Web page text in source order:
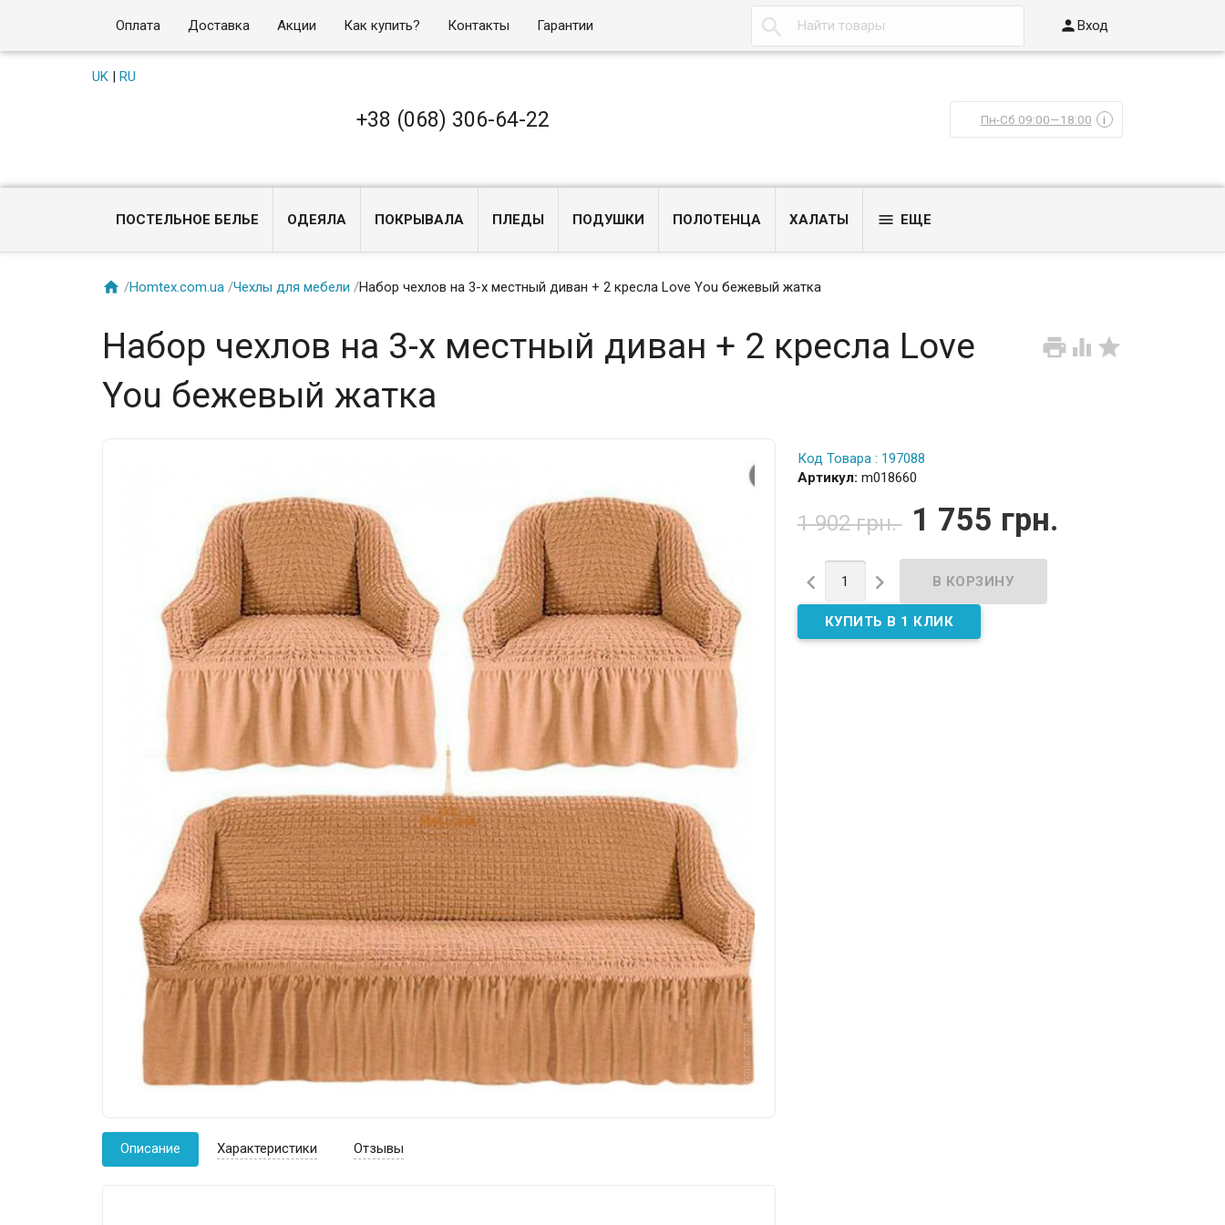
Оплата Доставка Акции Как купить? Контакты Гарантии  Вход
UK| RU
+38 (068) 306-64-22 Пн-Сб 09:00—18:00 i
ПОСТЕЛЬНОЕ БЕЛЬЕ ОДЕЯЛА ПОКРЫВАЛА ПЛЕДЫ ПОДУШКИ ПОЛОТЕНЦА ХАЛАТЫ  ЕЩЕ
 /Homtex.com.ua /Чехлы для мебели /Набор чехлов на 3-х местный диван + 2 кресла Love You бежевый жатка
  
Набор чехлов на 3-х местный диван + 2 кресла Love
You бежевый жатка
Код Товара : 197088
Артикул: m018660
1 902 грн. 1 755 грн.
 
Описание Характеристики Отзывы